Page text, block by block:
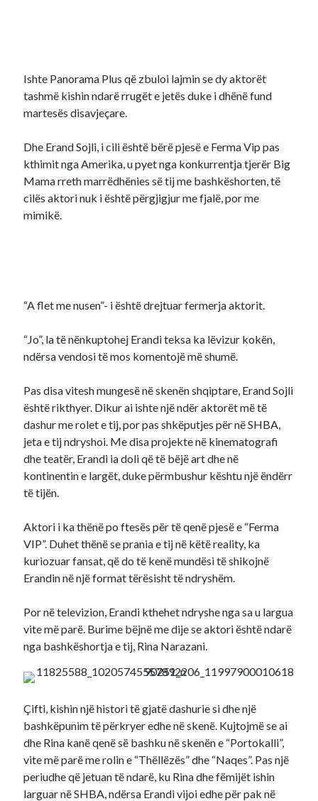
Ishte Panorama Plus që zbuloi lajmin se dy aktorët
tashmë kishin ndarë rrugët e jetës duke i dhënë fund
martesës disavjeçare.
Dhe Erand Sojli, i cili është bërë pjesë e Ferma Vip pas
kthimit nga Amerika, u pyet nga konkurrentja tjerër Big
Mama rreth marrëdhënies së tij me bashkëshorten, të
cilës aktori nuk i është përgjigjur me fjalë, por me
mimikë.
“A flet me nusen”- i është drejtuar fermerja aktorit.
“Jo”, la të nënkuptohej Erandi teksa ka lëvizur kokën,
ndërsa vendosi të mos komentojë më shumë.
Pas disa vitesh mungesë në skenën shqiptare, Erand Sojli
është rikthyer. Dikur ai ishte një ndër aktorët më të
dashur me rolet e tij, por pas shkëputjes për në SHBA,
jeta e tij ndryshoi. Me disa projekte në kinematografi
dhe teatër, Erandi ia doli që të bëjë art dhe në
kontinentin e largët, duke përmbushur kështu një ëndërr
të tijën.
Aktori i ka thënë po ftesës për të qenë pjesë e “Ferma
VIP”. Duhet thënë se prania e tij në këtë reality, ka
kuriozuar fansat, që do të kenë mundësi të shikojnë
Erandin në një format tërësisht të ndryshëm.
Por në televizion, Erandi kthehet ndryshe nga sa u largua
vite më parë. Burime bëjnë me dije se aktori është ndarë
nga bashkëshortja e tij, Rina Narazani.
Çifti, kishin një histori të gjatë dashurie si dhe një
bashkëpunim të përkryer edhe në skenë. Kujtojmë se ai
dhe Rina kanë qenë së bashku në skenën e “Portokalli”,
vite më parë me rolin e “Thëllëzës” dhe “Naqes”. Pas një
periudhe që jetuan të ndarë, ku Rina dhe fëmijët ishin
larguar në SHBA, ndërsa Erandi vijoi edhe për pak në